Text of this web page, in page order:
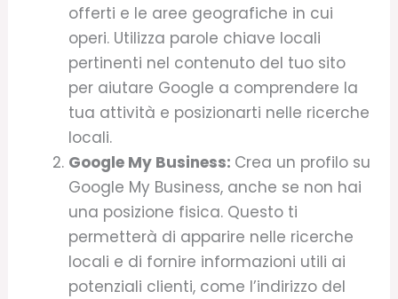
offerti e le aree geografiche in cui
operi. Utilizza parole chiave locali
pertinenti nel contenuto del tuo sito
per aiutare Google a comprendere la
tua attività e posizionarti nelle ricerche
locali.
Google My Business: Crea un profilo su
Google My Business, anche se non hai
una posizione fisica. Questo ti
permetterà di apparire nelle ricerche
locali e di fornire informazioni utili ai
potenziali clienti, come l’indirizzo del